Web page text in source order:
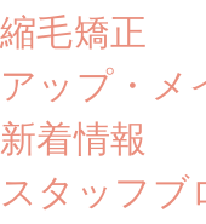
縮毛矯正
アップ・メ
新着情報
スタッフブ